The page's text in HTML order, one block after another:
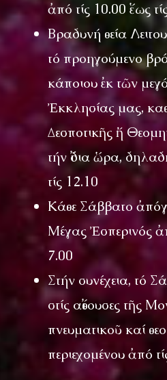
ἀπό τίς 10.00 ἕως
Βραδυνή θεία
τό προηγούμενο
κάποιου ἐκ τῶν
Ἐκκλησίας μας,
Δεσποτικῆς ἤ
τήν ἴδια ὥρα,
τίς 12.10
Κάθε Σάββατο
Μέγας Ἐσπερινός
7.00
Στήν συνέχεια, τό
στίς αἴθουσες τῆς
πνευματικοῦ καί
περιεχομένου ἀπό